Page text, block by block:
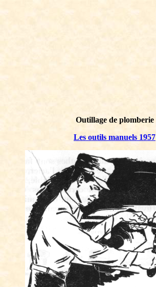
Outillage de plomberie
Les outils manuels 1957